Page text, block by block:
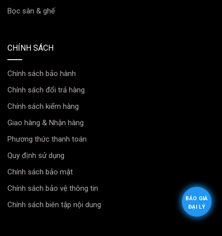
Bọc sàn & ghế
CHÍNH SÁCH
Chính sách bảo hành
Chính sách đổi trả hàng
Chính sách kiểm hàng
Giao hàng & Nhận hàng
Phương thức thanh toán
Quy định sử dụng
Chính sách bảo mật
Chính sách bảo vệ thông tin
Chính sách biên tập nội dung
BÁO GIÁ
ĐẠI LÝ